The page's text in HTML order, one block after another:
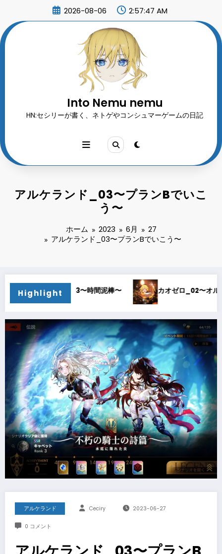
ン
ツ
2026-08-06 2:57:49 AM
Into Nemu nemu
HN:セシリーが書く、ネトゲやコンシュマーゲームの日記
アルケランド_03〜プランBでいこ
う〜
ホーム 2023 6月
27
アルケランド_03〜プランBでいこう〜
Highlight
カオゼロ_02〜オルレア考察〜 カオゼロ_01〜どストラ
アルケランド Ceciry 2023-06-27
0 コメント